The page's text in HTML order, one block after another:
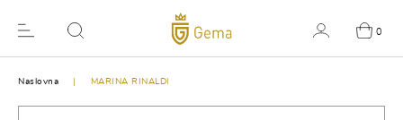
0
Naslovna MARINA RINALDI